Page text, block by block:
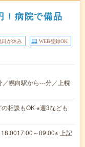
！病院で備品
日が休み WEB登録OK
幌向駅から---分／上幌
相談もOK ※週3なども
～09:00※ 上記